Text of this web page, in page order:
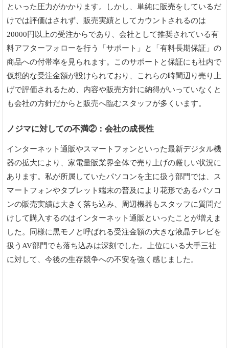
といった圧力がかかります。しかし、単純に販売をしているだ
けでは評価はされず、販売実績としてカウントされるのは
20000円以上の受注からであり、会社として推奨されている有
料アフターフォローを行う「サポート」と「有料長期保証」の
商品への付帯率を見られます。このサポートと保証にも社内で
仮想的な受注金額が設けられており、これらの時間辺り売り上
げで評価されるため、内容や販売方針に納得がいっていなくと
も会社の方針だからと販売へ臨むスタッフが多くいます。
ノジマに対しての不満②：会社の成長性
インターネット通販やスマートフォンといった最新デジタル機
器の拡大により、家電量販業界全体で売り上げの厳しい状況に
あります。私が所属していたパソコンを主に扱う部門では、ス
マートフォンやタブレット端末の普及により花形であるパソコ
ンの販売実績は大きく落ち込み、周辺機器もスタッフに質問だ
けして購入するのはインターネット通販といったことが増えま
した。同様に黒モノと呼ばれる受注金額の大きな液晶テレビを
扱うAV部門でも落ち込みは深刻でした。上位にいる大手三社
に対して、今後の生存競争への不安を強く感じました。